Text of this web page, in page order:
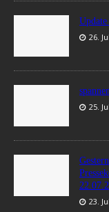
26.
25.
23.